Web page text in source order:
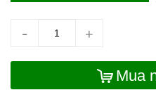
- +
Mua